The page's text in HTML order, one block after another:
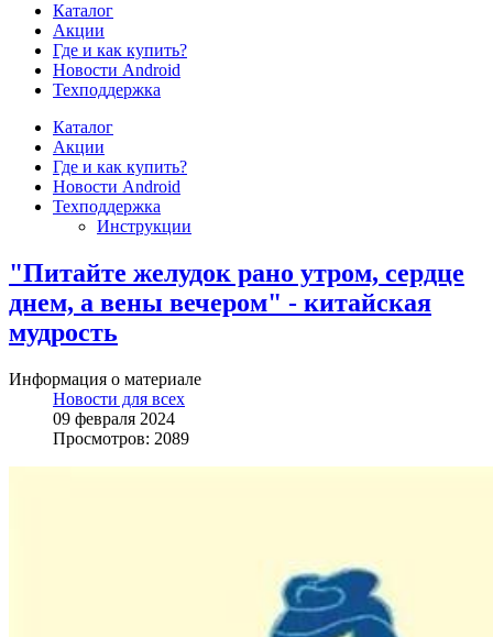
Каталог
Акции
Где и как купить?
Новости Android
Техподдержка
Каталог
Акции
Где и как купить?
Новости Android
Техподдержка
Инструкции
"Питайте желудок рано утром, сердце
днем, а вены вечером" - китайская
мудрость
Информация о материале
Новости для всех
09 февраля 2024
Просмотров: 2089